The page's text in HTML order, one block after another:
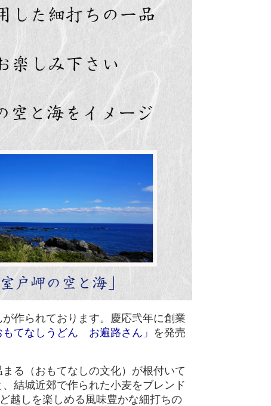
作られております。慶応弐年に創業
もてなしうどん お遍路さん」
を発売
る（おもてなしの文化）が根付いて
結城近郊で作られた小麦をブレンド
越しを楽しめる風味豊かな細打ちの